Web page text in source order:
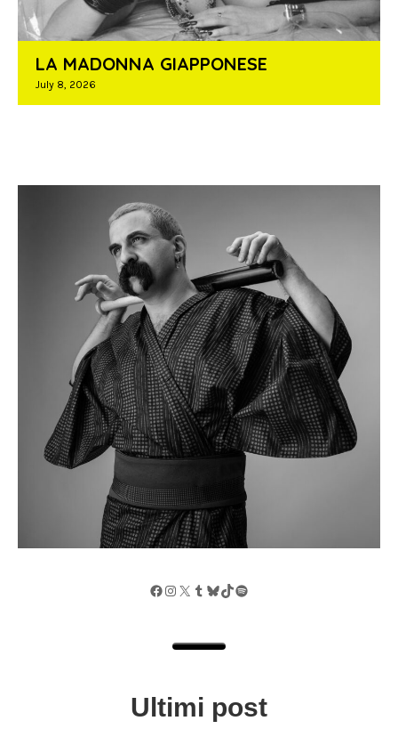
LA MADONNA GIAPPONESE
July 8, 2026
Facebook
Instagram
X Tumblr
Bluesky
TikTokSpotify
Ultimi post